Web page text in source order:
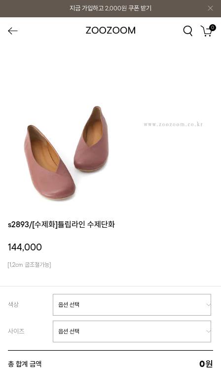
지금 가입하고 2,000원 쿠폰 받기
0
s2893/[수제화]튤립라인 수제단화
144,000
[1,2cm 굽조절가능]
색상
사이즈
총 합계 금액 0원